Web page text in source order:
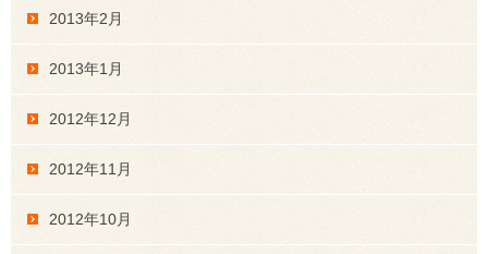
2013年2月
2013年1月
2012年12月
2012年11月
2012年10月